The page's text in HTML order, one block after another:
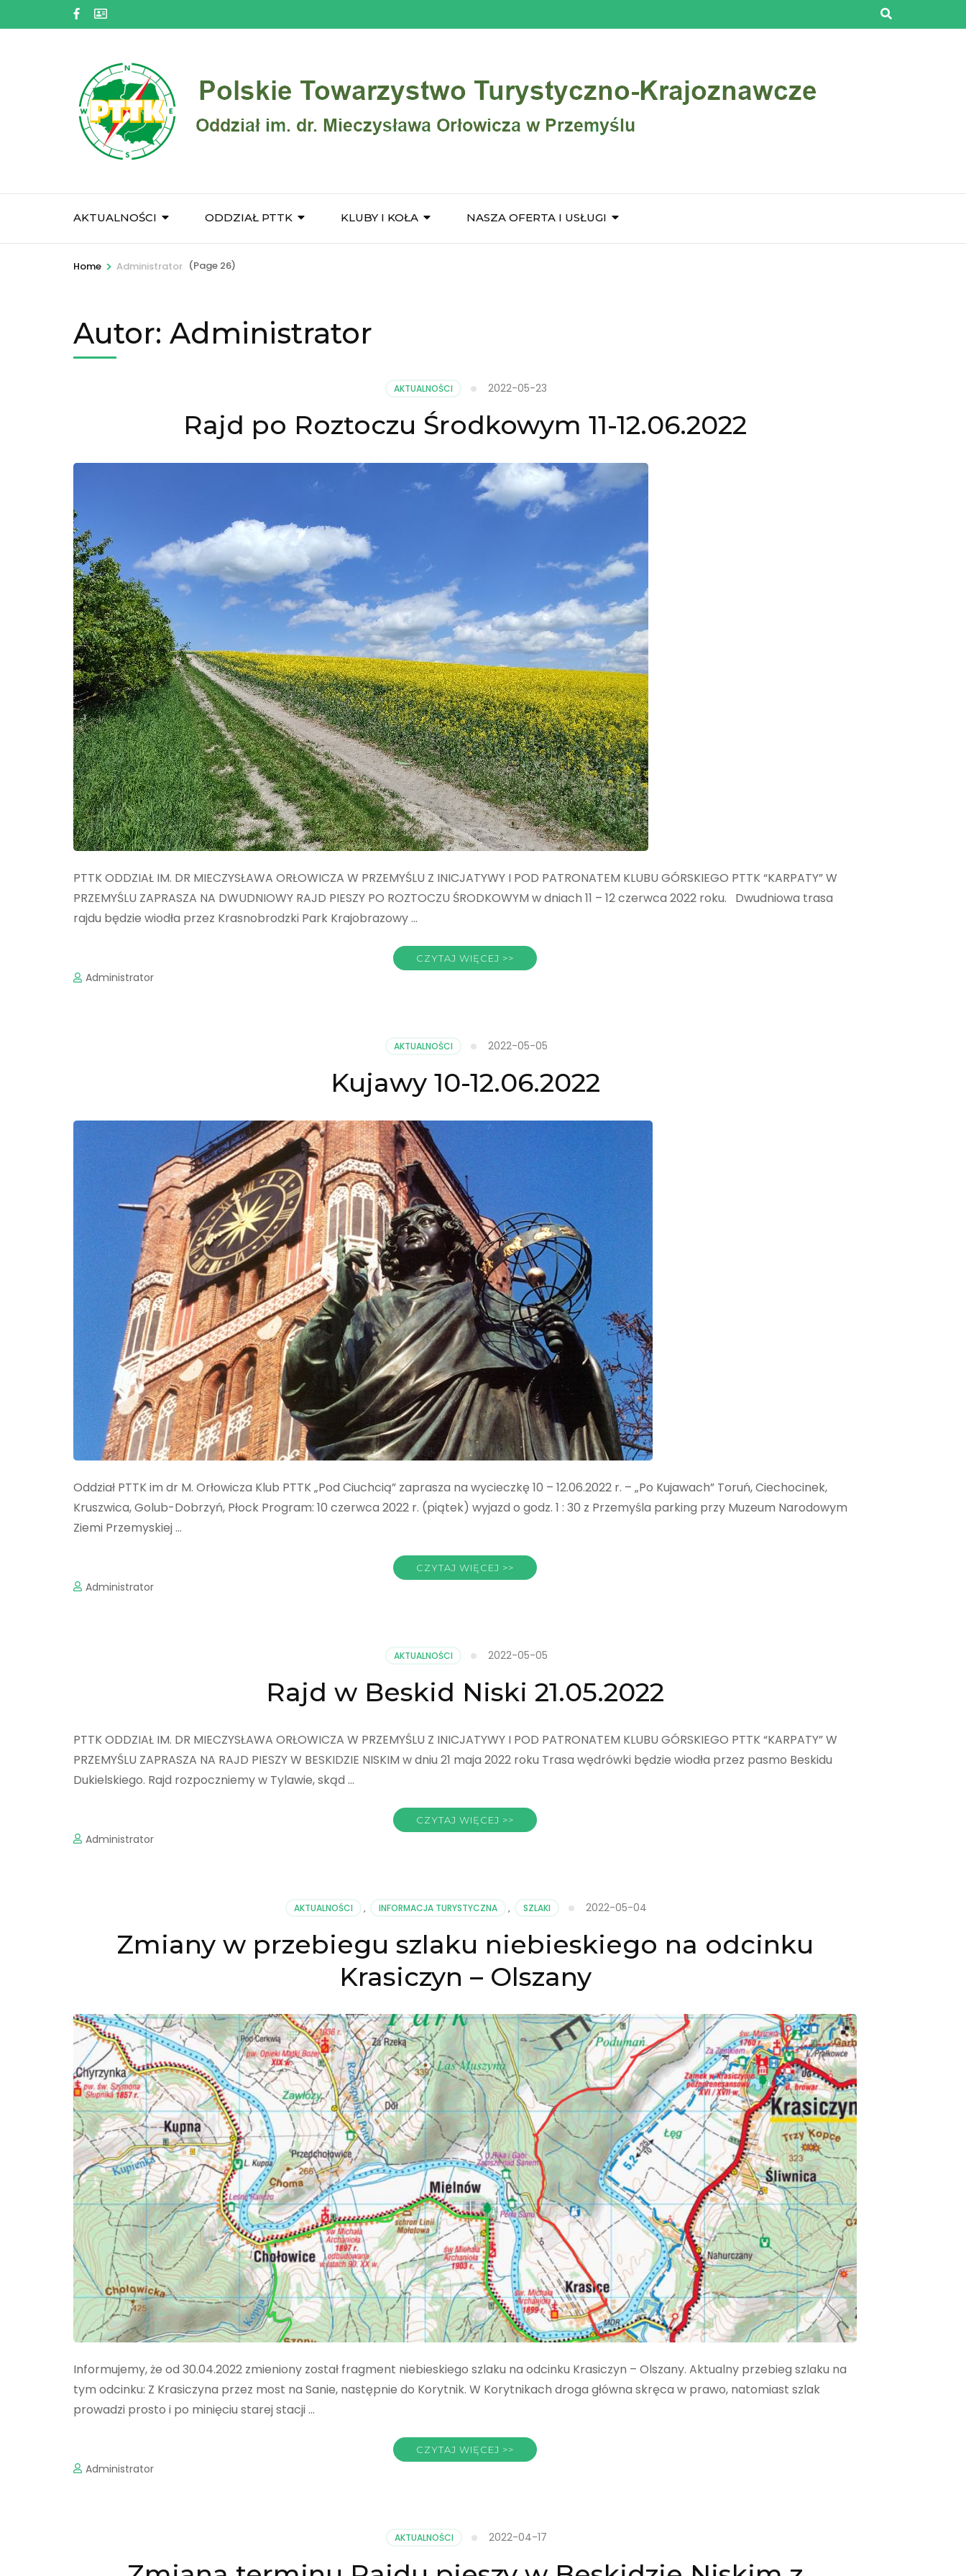
to
AKTUALNOŚCI ODDZIAŁ PTTK KLUBY I KOŁA NASZA OFERTA I USŁUGI
Home > Administrator (Page 26)
Autor: Administrator
AKTUALNOŚCI 2022-05-23
Rajd po Roztoczu Środkowym 11-12.06.2022
PTTK ODDZIAŁ IM. DR MIECZYSŁAWA ORŁOWICZA W PRZEMYŚLU Z INICJATYWY I POD PATRONATEM KLUBU GÓRSKIEGO PTTK “KARPATY” W
PRZEMYŚLU ZAPRASZA NA DWUDNIOWY RAJD PIESZY PO ROZTOCZU ŚRODKOWYM w dniach 11 – 12 czerwca 2022 roku. Dwudniowa trasa
rajdu będzie wiodła przez Krasnobrodzki Park Krajobrazowy …
CZYTAJ WIĘCEJ >>
Administrator
AKTUALNOŚCI 2022-05-05
Kujawy 10-12.06.2022
Oddział PTTK im dr M. Orłowicza Klub PTTK „Pod Ciuchcią” zaprasza na wycieczkę 10 – 12.06.2022 r. – „Po Kujawach” Toruń, Ciechocinek,
Kruszwica, Golub-Dobrzyń, Płock Program: 10 czerwca 2022 r. (piątek) wyjazd o godz. 1 : 30 z Przemyśla parking przy Muzeum Narodowym
Ziemi Przemyskiej …
CZYTAJ WIĘCEJ >>
Administrator
AKTUALNOŚCI 2022-05-05
Rajd w Beskid Niski 21.05.2022
PTTK ODDZIAŁ IM. DR MIECZYSŁAWA ORŁOWICZA W PRZEMYŚLU Z INICJATYWY I POD PATRONATEM KLUBU GÓRSKIEGO PTTK “KARPATY” W
PRZEMYŚLU ZAPRASZA NA RAJD PIESZY W BESKIDZIE NISKIM w dniu 21 maja 2022 roku Trasa wędrówki będzie wiodła przez pasmo Beskidu
Dukielskiego. Rajd rozpoczniemy w Tylawie, skąd …
CZYTAJ WIĘCEJ >>
Administrator
AKTUALNOŚCI , INFORMACJA TURYSTYCZNA , SZLAKI 2022-05-04
Zmiany w przebiegu szlaku niebieskiego na odcinku
Krasiczyn – Olszany
Informujemy, że od 30.04.2022 zmieniony został fragment niebieskiego szlaku na odcinku Krasiczyn – Olszany. Aktualny przebieg szlaku na
tym odcinku: Z Krasiczyna przez most na Sanie, następnie do Korytnik. W Korytnikach droga główna skręca w prawo, natomiast szlak
prowadzi prosto i po minięciu starej stacji …
CZYTAJ WIĘCEJ >>
Administrator
AKTUALNOŚCI 2022-04-17